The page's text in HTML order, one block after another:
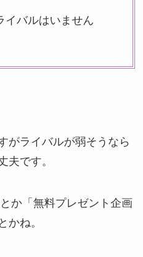
バルはいません
がライバルが弱そうなら
夫です。
か「無料プレゼント企画
かね。